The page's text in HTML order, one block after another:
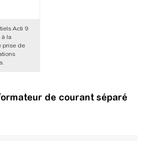
Acti 9
à la
prise de
de courant séparé